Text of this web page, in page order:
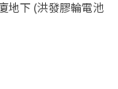
地下 (洪發膠輪電池